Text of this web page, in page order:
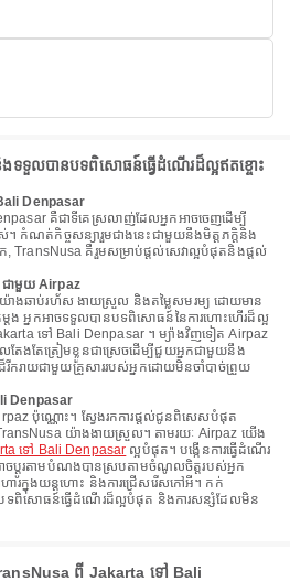
ងទទួលបានបទពិសោធន៍ធ្វើដំណើរដ៏ល្អឥតខ្ចោះ
Denpasar
គឺជាទីគេស្រលាញ់ដែលអ្នកអាចចេញដើម្បី
កំណត់កិច្ចសន្យារួមជាងនេះជាមួយនឹងមិត្តភក្តិនិង
, TransNusa គឺរួមសម្រាប់ផ្តល់សេវាល្អបំផុតនិងផ្តល់
ជាមួយ Airpaz
យ៉ាងឆាប់រហ័ស ងាយស្រួល និងតម្លៃសមរម្យ ដោយមាន
ង អ្នកអាចទទួលបានបទពិសោធន៍នៃការហោះហើរដ៏ល្អ
ទៅ Bali Denpasar ។ ម្យ៉ាងវិញទៀត Airpaz
តែងតែត្រៀមខ្លួនជាស្រេចដើម្បីជួយអ្នកជាមួយនឹង
ករាយជាមួយគ្រួសាររបស់អ្នកដោយមិនចាំបាច់ព្រួយ
Denpasar
ប៉ុណ្ណោះ។ ស្វែងរកការផ្តល់ជូនពិសេសបំផុត
យ៉ាងងាយស្រួល។ តាមរយៈ Airpaz យើង
ទៅ Bali Denpasar ល្អបំផុត។ បង្កើនការធ្វើដំណើរ
ចប្ដូរតាមបំណងបានស្របតាមចំណូលចិត្តរបស់អ្នក
ារក្នុងយន្តហោះ និងការជ្រើសរើសកៅអី។ កក់
ពិសោធន៍ធ្វើដំណើរដ៏ល្អបំផុត និងការសន្សំដែលមិន
ពី Jakarta ទៅ Bali